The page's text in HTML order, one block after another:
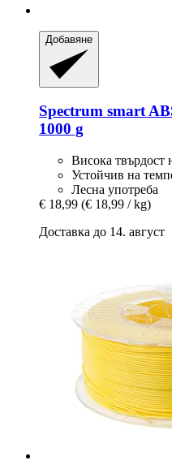
Добавяне
Spectrum smart
1000 g
Висока твърдост
Устойчив на
Лесна употреба
€ 18,99 (€ 18,99 / kg)
Доставка до 14. август